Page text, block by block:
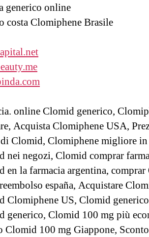
generico online
costa Clomiphene Brasile
online Clomid generico,
Acquista Clomiphene USA,
Clomid, Clomiphene migliore
nei negozi, Clomid comprar
en la farmacia argentina,
españa, Acquistare
Clomiphene US, Clomid
generico, Clomid 100 mg più
Clomid 100 mg Giappone,